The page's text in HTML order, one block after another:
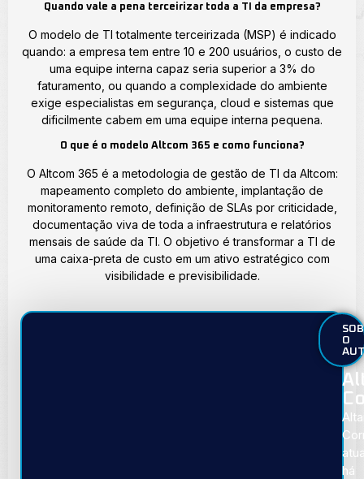
Quando vale a pena terceirizar toda a TI da empresa?
O modelo de TI totalmente terceirizada (MSP) é indicado
quando: a empresa tem entre 10 e 200 usuários, o custo de
uma equipe interna capaz seria superior a 3% do
faturamento, ou quando a complexidade do ambiente
exige especialistas em segurança, cloud e sistemas que
dificilmente cabem em uma equipe interna pequena.
O que é o modelo Altcom 365 e como funciona?
O Altcom 365 é a metodologia de gestão de TI da Altcom:
mapeamento completo do ambiente, implantação de
monitoramento remoto, definição de SLAs por criticidade,
documentação viva de toda a infraestrutura e relatórios
mensais de saúde da TI. O objetivo é transformar a TI de
uma caixa-preta de custo em um ativo estratégico com
visibilidade e previsibilidade.
O
há